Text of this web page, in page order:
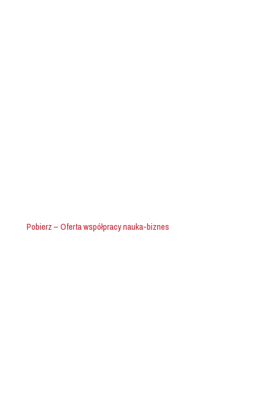
Pobierz – Oferta współpracy nauka-biznes